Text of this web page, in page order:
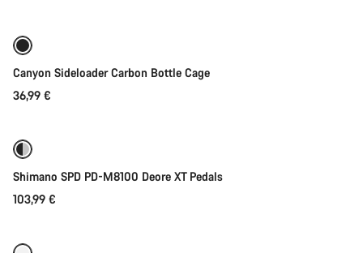
Canyon Sideloader Carbon Bottle Cage
36,99 €
Shimano SPD PD-M8100 Deore XT Pedals
103,99 €